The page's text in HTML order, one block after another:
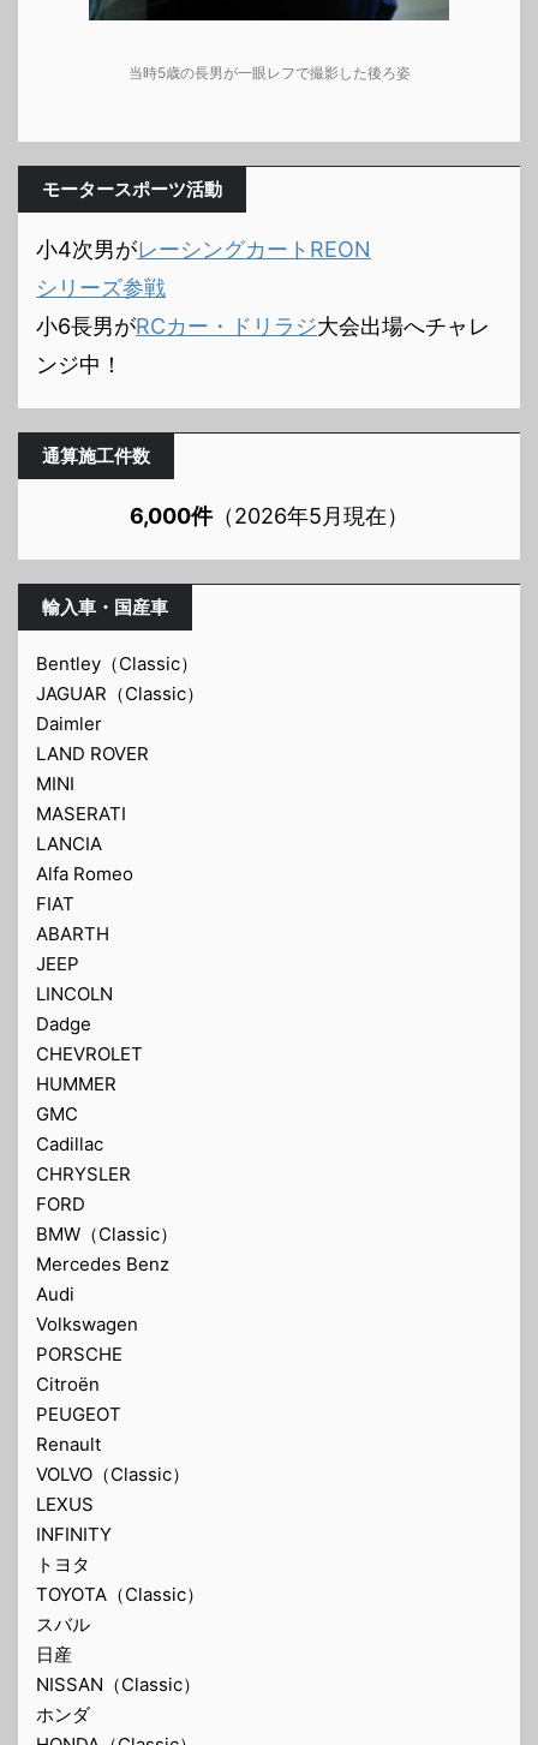
当時5歳の長男が一眼レフで撮影した後ろ姿
モータースポーツ活動
小4次男がレーシングカートREON
シリーズ参戦
小6長男がRCカー・ドリラジ大会出場へチャレ
ンジ中！
通算施工件数
6,000件（2026年5月現在）
輸入車・国産車
Bentley（Classic）
JAGUAR（Classic）
Daimler
LAND ROVER
MINI
MASERATI
LANCIA
Alfa Romeo
FIAT
ABARTH
JEEP
LINCOLN
Dadge
CHEVROLET
HUMMER
GMC
Cadillac
CHRYSLER
FORD
BMW（Classic）
Mercedes Benz
Audi
Volkswagen
PORSCHE
Citroën
PEUGEOT
Renault
VOLVO（Classic）
LEXUS
INFINITY
トヨタ
TOYOTA（Classic）
スバル
日産
NISSAN（Classic）
ホンダ